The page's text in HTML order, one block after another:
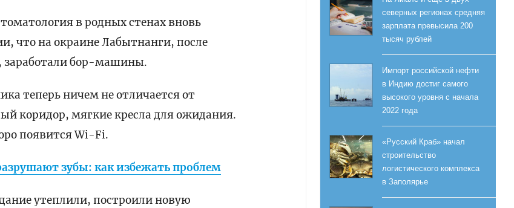
в родных стенах вновь
что на окраине Лабытнанги, после
заработали бор-машины.
теперь ничем не отличается от
коридор, мягкие кресла для ожидания.
появится Wi-Fi.
зубы: как избежать проблем
утеплили, построили новую
северных регионах средняя
зарплата превысила 200
тысяч рублей
Импорт российской нефти
в Индию достиг самого
высокого уровня с начала
2022 года
«Русский Краб» начал
строительство
логистического комплекса
в Заполярье